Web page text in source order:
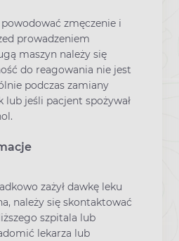
zmęczenie i
prowadzeniem
maszyn należy się
do reagowania nie jest
podczas zamiany
lub jeśli pacjent spożywał
zażył dawkę leku
należy się skontaktować
szpitala lub
lekarza lub